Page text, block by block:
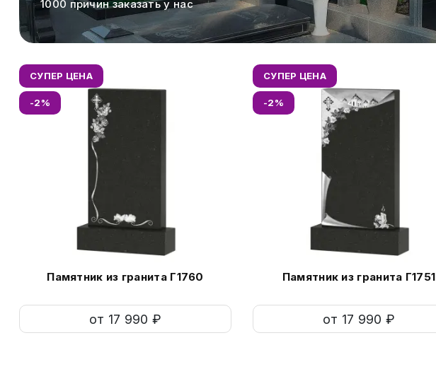
1000 причин заказать у нас
СУПЕР ЦЕНА
-2%
Памятник из гранита Г1760
от 17 990 ₽
СУПЕР ЦЕНА
-2%
Памятник из гранита Г1751
от 17 990 ₽